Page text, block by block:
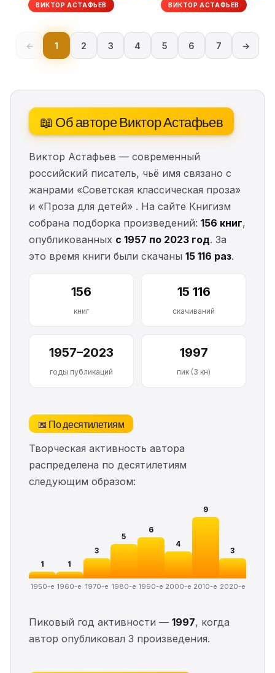
ВИКТОР АСТАФЬЕВ ВИКТОР АСТАФЬЕВ
← 1 2 3 4 5 6 7 →
📖 Об авторе Виктор Астафьев
Виктор Астафьев — современный
российский писатель, чьё имя связано с
жанрами «Советская классическая проза»
и «Проза для детей» . На сайте Книгизм
собрана подборка произведений: 156 книг,
опубликованных с 1957 по 2023 год. За
это время книги были скачаны 15 116 раз.
156
книг
15 116
скачиваний
1957–2023
годы публикаций
1997
пик (3 кн)
📅 По десятилетиям
Творческая активность автора
распределена по десятилетиям
следующим образом:
1
1950-е
1
1960-е
3
1970-е
5
1980-е
6
1990-е
4
2000-е
9
2010-е
3
2020-е
Пиковый год активности — 1997, когда
автор опубликовал 3 произведения.